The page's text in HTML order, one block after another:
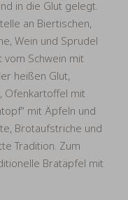
in die Glut gelegt.
an Biertischen,
Wein und Sprudel
Schwein mit
heißen Glut,
Ofenkartoffel mit
mit Äpfeln und
Brotaufstriche und
Tradition. Zum
Bratäpfel mit